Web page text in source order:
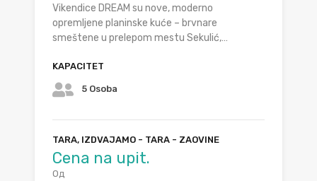
Vikendice DREAM su nove, moderno
opremljene planinske kuće – brvnare
smeštene u prelepom mestu Sekulić,…
KAPACITET
5 Osoba
TARA, IZDVAJAMO - TARA - ZAOVINE
Cena na upit.
Од